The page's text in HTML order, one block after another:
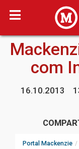
com
16.10.2013
Portal Mackenzie